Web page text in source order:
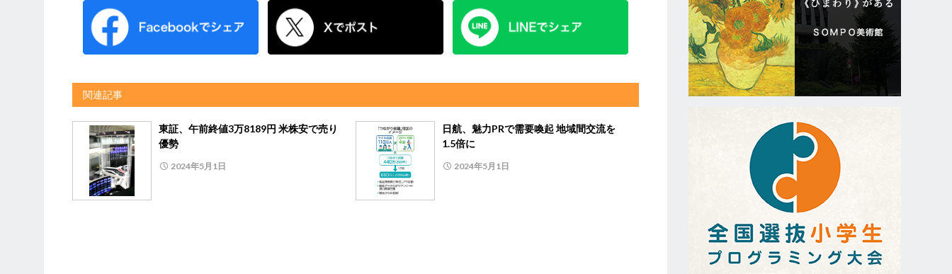
関連記事
東証、午前終値3万8189円 米株安で売り
優勢
2024年5月1日
日航、魅力PRで需要喚起 地域間交流を
1.5倍に
2024年5月1日